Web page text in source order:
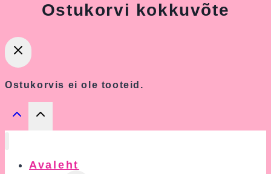
Ostukorvi kokkuvõte
Ostukorvis ei ole tooteid.
Avaleht